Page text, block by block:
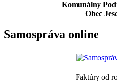
Komunálny
Obec
Samospráva online
Faktúry od